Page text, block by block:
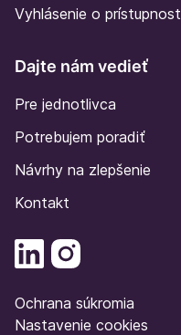
Vyhlásenie o
Dajte nám vedieť
Pre jednotlivca
Potrebujem poradiť
Návrhy na zlepšenie
Kontakt
Ochrana súkromia
Nastavenie cookies